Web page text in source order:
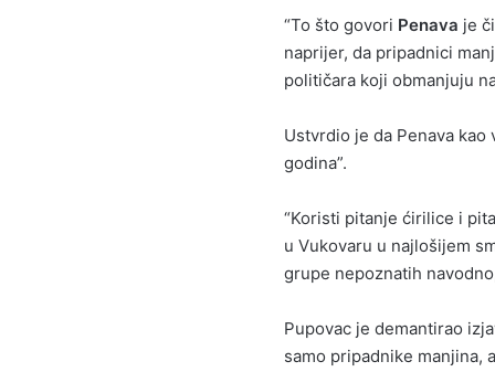
“To što govori Penava je
naprijer, da pripadnici
političara koji obmanjuju
Ustvrdio je da Penava
godina”.
“Koristi pitanje ćirilice i
u Vukovaru u najlošijem
grupe nepoznatih
Pupovac je demantirao
samo pripadnike manjina,